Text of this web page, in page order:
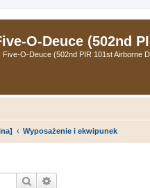
O-Deuce (502nd
Five-O-Deuce (502nd PIR 101st Airborne
Wyposażenie i ekwipunek
Szukaj